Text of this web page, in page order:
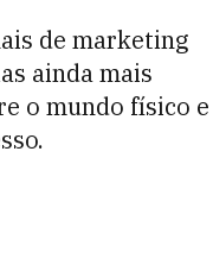
de marketing
ainda mais
o mundo físico e